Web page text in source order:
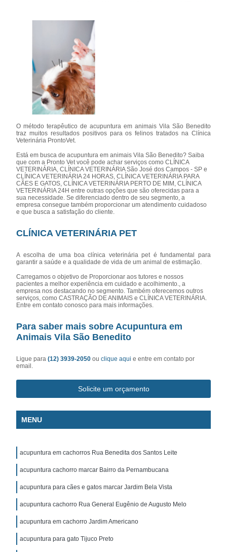
O método terapêutico de acupuntura em animais Vila São Benedito
traz muitos resultados positivos para os felinos tratados na Clínica
Veterinária ProntoVet.
Está em busca de acupuntura em animais Vila São Benedito? Saiba
que com a Pronto Vet você pode achar serviços como CLÍNICA
VETERINÁRIA, CLÍNICA VETERINÁRIA São José dos Campos - SP e
CLÍNICA VETERINÁRIA 24 HORAS, CLÍNICA VETERINÁRIA PARA
CÃES E GATOS, CLÍNICA VETERINÁRIA PERTO DE MIM, CLÍNICA
VETERINÁRIA 24H entre outras opções que são oferecidas para a
sua necessidade. Se diferenciado dentro de seu segmento, a
empresa consegue também proporcionar um atendimento cuidadoso
e que busca a satisfação do cliente.
CLÍNICA VETERINÁRIA PET
A escolha de uma boa clínica veterinária pet é fundamental para
garantir a saúde e a qualidade de vida de um animal de estimação.
Carregamos o objetivo de Proporcionar aos tutores e nossos
pacientes a melhor experiência em cuidado e acolhimento., a
empresa nos destacando no segmento. Também oferecemos outros
serviços, como CASTRAÇÃO DE ANIMAIS e CLÍNICA VETERINÁRIA.
Entre em contato conosco para mais informações.
Para saber mais sobre Acupuntura em
Animais Vila São Benedito
Ligue para(12) 3939-2050ouclique aqui e entre em contato por
email.
Solicite um orçamento
MENU
acupuntura em cachorros Rua Benedita dos Santos Leite
acupuntura cachorro marcar Bairro da Pernambucana
acupuntura para cães e gatos marcar Jardim Bela Vista
acupuntura cachorro Rua General Eugênio de Augusto Melo
acupuntura em cachorro Jardim Americano
acupuntura para gato Tijuco Preto